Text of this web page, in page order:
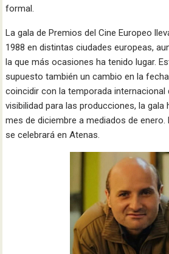
formal.
La gala de Premios del Cine Europeo
1988 en distintas ciudades europeas,
la que más ocasiones ha tenido lugar.
supuesto también un cambio en la
coincidir con la temporada internacional
visibilidad para las producciones, la gala
mes de diciembre a mediados de
se celebrará en Atenas.